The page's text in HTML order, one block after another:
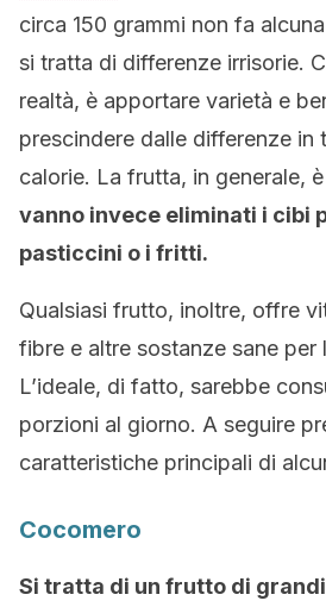
circa 150 grammi non fa
si tratta di differenze irrisorie.
realtà, è apportare varietà e
prescindere dalle differenze in
calorie. La frutta, in generale,
vanno invece eliminati i cibi
pasticcini o i fritti.
Qualsiasi frutto, inoltre, offre
fibre e altre sostanze sane per
L’ideale, di fatto, sarebbe
porzioni al giorno. A seguire
caratteristiche principali di
Cocomero
Si tratta di un frutto di